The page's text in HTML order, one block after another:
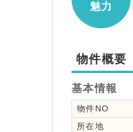
魅力
物件概要
基本情報
物件NO
所在地